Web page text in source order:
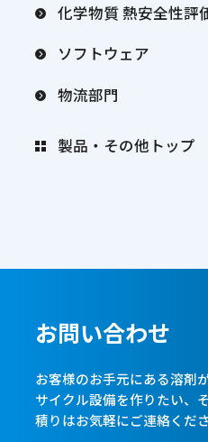
化学物質 熱安全性評
ソフトウェア
物流部門
製品・その他トップ
お問い合わせ
お客様のお手元にある溶剤
サイクル設備を作りたい、
積りはお気軽にご連絡くださ